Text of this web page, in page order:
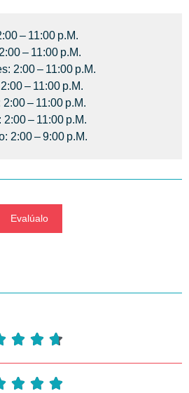
– 11:00 P.m.
– 11:00 P.m.
2:00 – 11:00 P.m.
– 11:00 P.m.
– 11:00 P.m.
– 11:00 P.m.
2:00 – 9:00 P.m.
Evalúalo